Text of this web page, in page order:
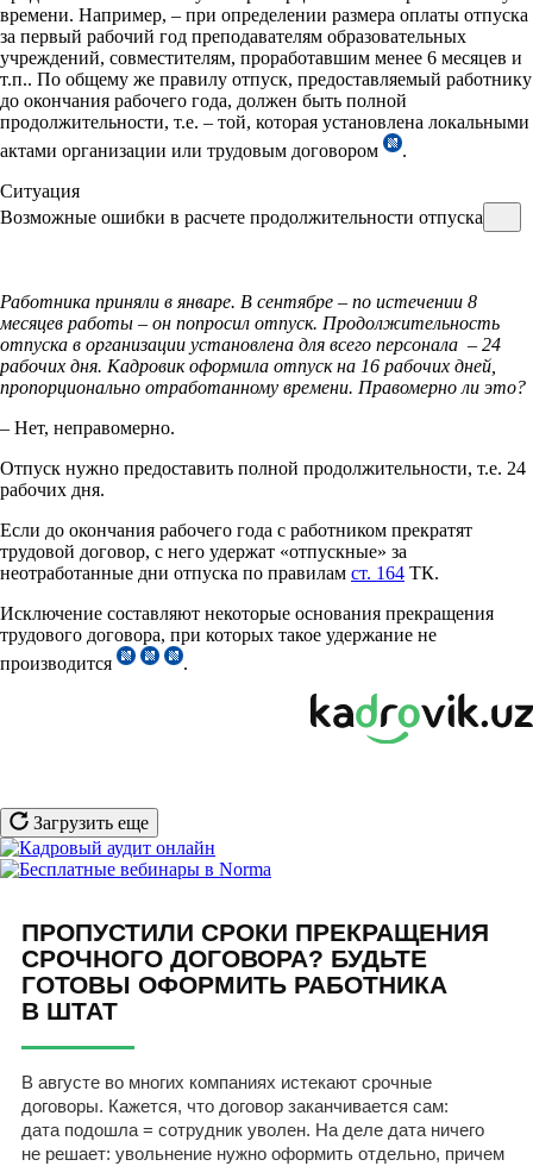
времени. Например, – при определении размера оплаты отпуска
за первый рабочий год преподавателям образовательных
учреждений, совместителям, проработавшим менее 6 месяцев и
т.п.. По общему же правилу отпуск, предоставляемый работнику
до окончания рабочего года, должен быть полной
продолжительности, т.е. – той, которая установлена локальными
актами организации или трудовым договором
.
Ситуация
Возможные ошибки в расчете продолжительности отпуска
Работника приняли в январе. В сентябре – по истечении 8
месяцев работы – он попросил отпуск. Продолжительность
отпуска в организации установлена для всего персонала – 24
рабочих дня. Кадровик оформила отпуск на 16 рабочих дней,
пропорционально отработанному времени. Правомерно ли это?
– Нет, неправомерно.
Отпуск нужно предоставить полной продолжительности, т.е. 24
рабочих дня.
Если до окончания рабочего года с работником прекратят
трудовой договор, с него удержат «отпускные» за
неотработанные дни отпуска по правилам ст. 164 ТК.
Исключение составляют некоторые основания прекращения
трудового договора, при которых такое удержание не
производится
.
Загрузить еще
ПРОПУСТИЛИ СРОКИ ПРЕКРАЩЕНИЯ
СРОЧНОГО ДОГОВОРА? БУДЬТЕ
ГОТОВЫ ОФОРМИТЬ РАБОТНИКА
В ШТАТ
В августе во многих компаниях истекают срочные
договоры. Кажется, что договор заканчивается сам:
дата подошла = сотрудник уволен. На деле дата ничего
не решает: увольнение нужно оформить отдельно, причем